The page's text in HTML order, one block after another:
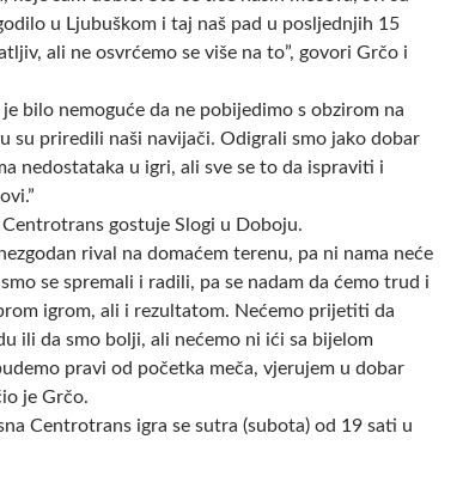
u Ljubuškom i taj naš pad u posljednjih 15
ali ne osvrćemo se više na to”, govori Grčo i
bilo nemoguće da ne pobijedimo s obzirom na
su priredili naši navijači. Odigrali smo jako dobar
nedostataka u igri, ali sve se to da ispraviti i
gostuje Slogi u Doboju.
rival na domaćem terenu, pa ni nama neće
se spremali i radili, pa se nadam da ćemo trud i
igrom, ali i rezultatom. Nećemo prijetiti da
ili da smo bolji, ali nećemo ni ići sa bijelom
pravi od početka meča, vjerujem u dobar
je Grčo.
Centrotrans igra se sutra (subota) od 19 sati u